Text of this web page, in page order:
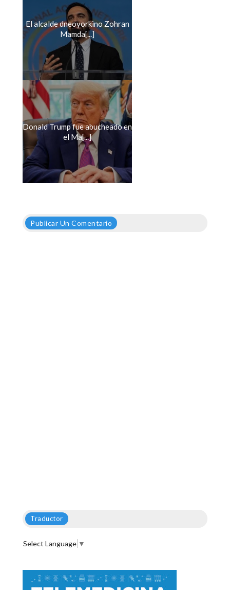
El alcalde dneoyorkino Zohran
Mamda[...]
Donald Trump fue abucheado en
el Ma[...]
Publicar Un Comentario
Traductor
Select Language ▼